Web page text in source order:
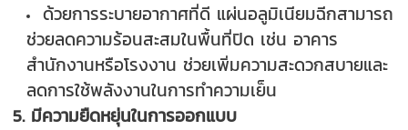
ด้วยการระบายอากาศที่ดี แผ่นอลูมิเนียมฉีกสามารถ
ช่วยลดความร้อนสะสมในพื้นที่ปิด เช่น อาคาร
สำนักงานหรือโรงงาน ช่วยเพิ่มความสะดวกสบายและ
ลดการใช้พลังงานในการทำความเย็น
5. มีความยืดหยุ่นในการออกแบบ